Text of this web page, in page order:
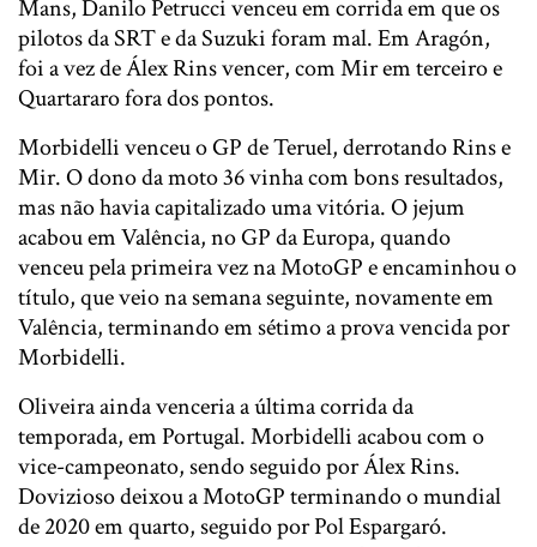
Mans, Danilo Petrucci venceu em corrida em que os
pilotos da SRT e da Suzuki foram mal. Em Aragón,
foi a vez de Álex Rins vencer, com Mir em terceiro e
Quartararo fora dos pontos.
Morbidelli venceu o GP de Teruel, derrotando Rins e
Mir. O dono da moto 36 vinha com bons resultados,
mas não havia capitalizado uma vitória. O jejum
acabou em Valência, no GP da Europa, quando
venceu pela primeira vez na MotoGP e encaminhou o
título, que veio na semana seguinte, novamente em
Valência, terminando em sétimo a prova vencida por
Morbidelli.
Oliveira ainda venceria a última corrida da
temporada, em Portugal. Morbidelli acabou com o
vice-campeonato, sendo seguido por Álex Rins.
Dovizioso deixou a MotoGP terminando o mundial
de 2020 em quarto, seguido por Pol Espargaró.